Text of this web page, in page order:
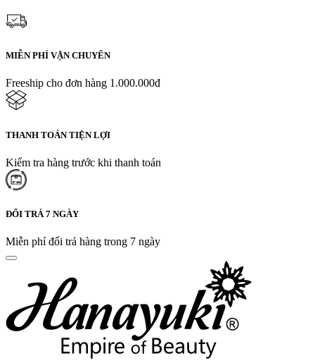
MIỄN PHÍ VẬN CHUYỂN
Freeship cho đơn hàng 1.000.000đ
THANH TOÁN TIỆN LỢI
Kiểm tra hàng trước khi thanh toán
ĐỔI TRẢ 7 NGÀY
Miễn phí đổi trả hàng trong 7 ngày